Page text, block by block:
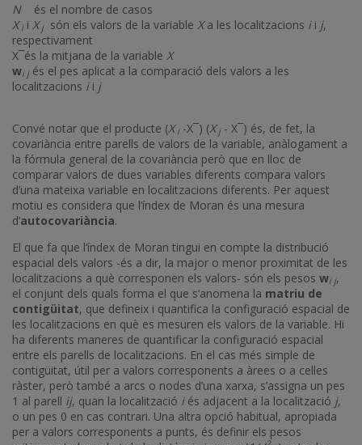
Nés el nombre de casos
X ii X jsón els valors de la variable Xa les localitzacions ii j,
respectivament
X¯és la mitjana de la variable X
wi jés el pes aplicat a la comparació dels valors a les
localitzacions ii j
Convé notar que el producte (X i-X¯) (X j- X¯) és, de fet, la
covariància entre parells de valors de la variable, anàlogament a
la fórmula general de la covariància però que en lloc de
comparar valors de dues variables diferents compara valors
d’una mateixa variable en localitzacions diferents. Per aquest
motiu es considera que l’índex de Moran és una mesura
d’autocovariància.
El que fa que l’índex de Moran tingui en compte la distribució
espacial dels valors -és a dir, la major o menor proximitat de les
localitzacions a què corresponen els valors- són els pesos wi j,
el conjunt dels quals forma el que s’anomena la matriu de
contigüitat, que defineix i quantifica la configuració espacial de
les localitzacions en què es mesuren els valors de la variable. Hi
ha diferents maneres de quantificar la configuració espacial
entre els parells de localitzacions. En el cas més simple de
contigüitat, útil per a valors corresponents a àrees o a cel·les
ràster, però també a arcs o nodes d’una xarxa, s’assigna un pes
1 al parell ij, quan la localització iés adjacent a la localització j,
o un pes 0 en cas contrari. Una altra opció habitual, apropiada
per a valors corresponents a punts, és definir els pesos